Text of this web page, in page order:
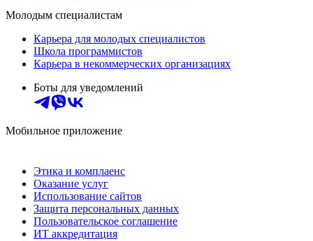
Молодым специалистам
Карьера для молодых специалистов
Школа программистов
Карьера в некоммерческих организациях
Боты для уведомлений
Мобильное приложение
Этика и комплаенс
Оказание услуг
Использование сайтов
Защита персональных данных
Пользовательское соглашение
ИТ аккредитация